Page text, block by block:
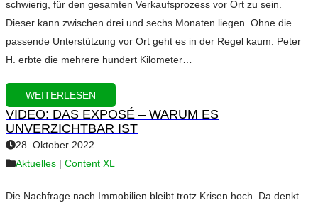
schwierig, für den gesamten Verkaufsprozess vor Ort zu sein.
Dieser kann zwischen drei und sechs Monaten liegen. Ohne die
passende Unterstützung vor Ort geht es in der Regel kaum. Peter
H. erbte die mehrere hundert Kilometer…
WEITERLESEN
VIDEO: DAS EXPOSÉ – WARUM ES
UNVERZICHTBAR IST
28. Oktober 2022
Aktuelles | Content XL
Die Nachfrage nach Immobilien bleibt trotz Krisen hoch. Da denkt